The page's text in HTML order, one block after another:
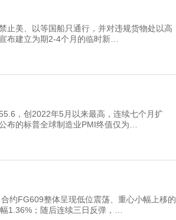
美、以等国船只通行，并对违规货物处以高
布建立为期2-4个月的临时新…
创2022年5月以来最高，连续七个月扩
布的标普全球制造业PMI终值仅为…
整体呈现低位震荡、重心小幅上移的
1.36%；随后连续三日反弹，…